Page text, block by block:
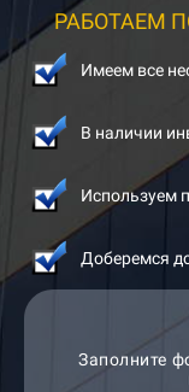
РАБОТАЕМ
Имеем все
В наличии
Используем
Доберемся
Заполните